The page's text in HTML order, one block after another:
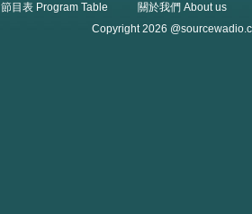
節目表 Program Table
關於我們 About us
Copyright 2026